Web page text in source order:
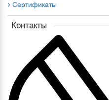
Сертификаты
Контакты